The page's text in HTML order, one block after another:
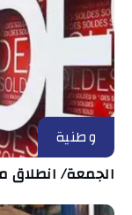
وطنية
الجمعة/